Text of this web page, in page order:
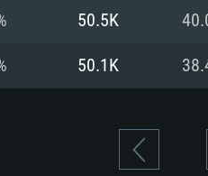
50.5K
50.1K